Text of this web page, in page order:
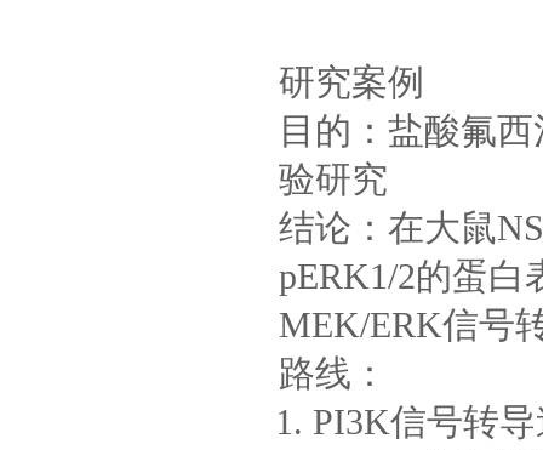
研究案例
目的：盐酸氟
验研究
结论：在大鼠
pERK1/2的蛋
MEK/ERK信号
路线：
PI3K信号转